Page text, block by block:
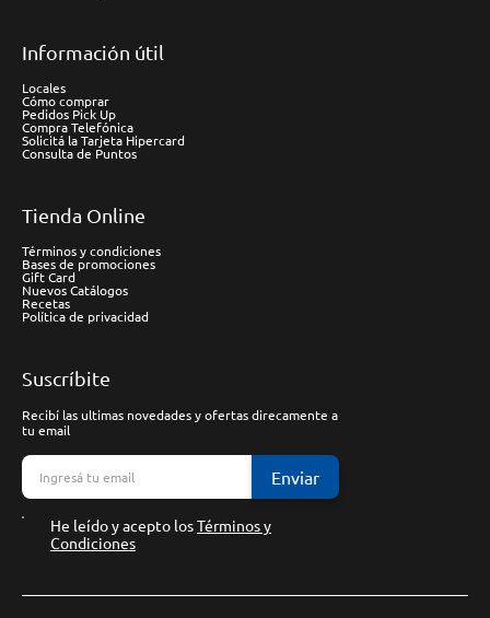
Información útil
Locales
Cómo comprar
Pedidos Pick Up
Compra Telefónica
Solicitá la Tarjeta Hipercard
Consulta de Puntos
Tienda Online
Términos y condiciones
Bases de promociones
Gift Card
Nuevos Catálogos
Recetas
Política de privacidad
Suscríbite
Recibí las ultimas novedades y ofertas direcamente a
tu email
Enviar
He leído y acepto losTérminos y
Condiciones